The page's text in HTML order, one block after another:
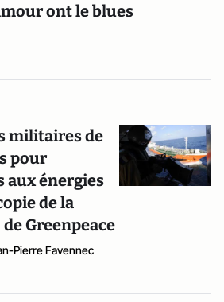
ont le blues
militaires de
pour
aux énergies
de la
Greenpeace
Pierre Favennec